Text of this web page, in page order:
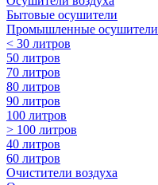
Бытовые осушители
Промышленные осушители
< 30 литров
50 литров
70 литров
80 литров
90 литров
100 литров
> 100 литров
40 литров
60 литров
Очистители воздуха